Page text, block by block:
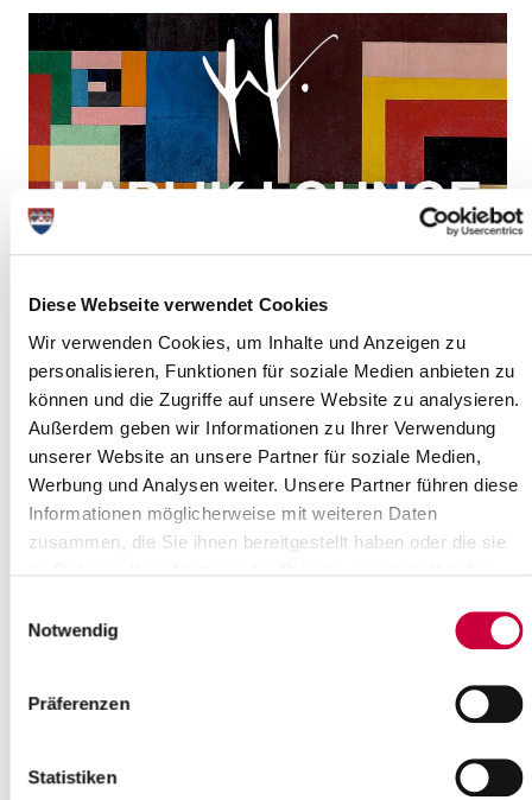
Diese Webseite verwendet Cookies
Wir verwenden Cookies, um Inhalte und Anzeigen zu
personalisieren, Funktionen für soziale Medien anbieten zu
können und die Zugriffe auf unsere Website zu analysieren.
Außerdem geben wir Informationen zu Ihrer Verwendung
unserer Website an unsere Partner für soziale Medien,
Werbung und Analysen weiter. Unsere Partner führen diese
Informationen möglicherweise mit weiteren Daten
zusammen, die Sie ihnen bereitgestellt haben oder die sie
Notwendig
Präferenzen
Statistiken
Thursday, 21.05.2026
14:00 Uhr - 17:00 Uhr, Itzehoe
(Hablik Lounge)
Itzehoe
more info